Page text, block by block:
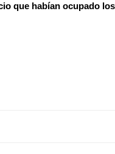
que habían ocupado